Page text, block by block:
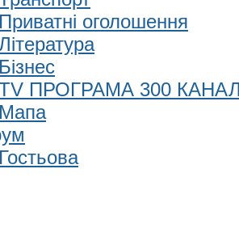
Приватні оголошення
Бізнес
ПРОГРАМА 300
Мапа
Гостьова